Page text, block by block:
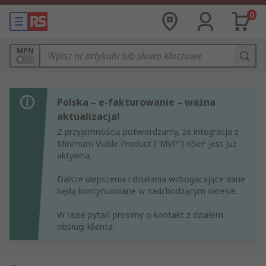
0
MPN
Polska – e-fakturowanie – ważna
aktualizacja!
Z przyjemnością potwierdzamy, że integracja z
Minimum Viable Product ("MVP") KSeF jest już
aktywna.
Dalsze ulepszenia i działania wzbogacające dane
będą kontynuowane w nadchodzącym okresie.
W razie pytań prosimy o kontakt z działem
obsługi klienta.